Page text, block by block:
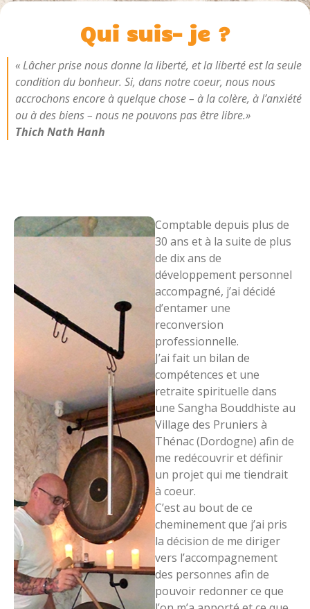
Qui suis- je ?
« Lâcher prise nous donne la liberté, et la liberté est la seule
condition du bonheur. Si, dans notre coeur, nous nous
accrochons encore à quelque chose – à la colère, à l’anxiété
ou à des biens – nous ne pouvons pas être libre.»
Thich Nath Hanh
Comptable depuis plus de
30 ans et à la suite de plus
de dix ans de
développement personnel
accompagné, j’ai décidé
d’entamer une
reconversion
professionnelle.
J’ai fait un bilan de
compétences et une
retraite spirituelle dans
une Sangha Bouddhiste au
Village des Pruniers à
Thénac (Dordogne) afin de
me redécouvrir et définir
un projet qui me tiendrait
à coeur.
C’est au bout de ce
cheminement que j’ai pris
la décision de me diriger
vers l’accompagnement
des personnes afin de
pouvoir redonner ce que